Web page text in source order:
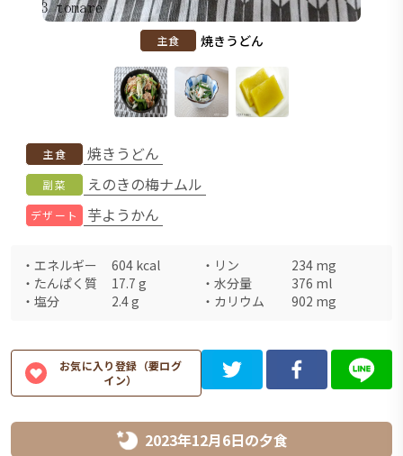
主食 焼きうどん
主食 焼きうどん
副菜 えのきの梅ナムル
デザート 芋ようかん
・ エネルギー 604 kcal ・ リン 234 mg
・ たんぱく質 17.7 g ・ 水分量 376 ml
・ 塩分 2.4g ・ カリウム 902 mg
お気に入り登録（要ログ
イン）
2023年12月6日の夕食